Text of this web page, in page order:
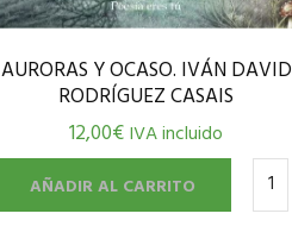
AURORAS Y OCASO. IVÁN DAVID
RODRÍGUEZ CASAIS
12,00€IVA incluido
AÑADIR AL CARRITO